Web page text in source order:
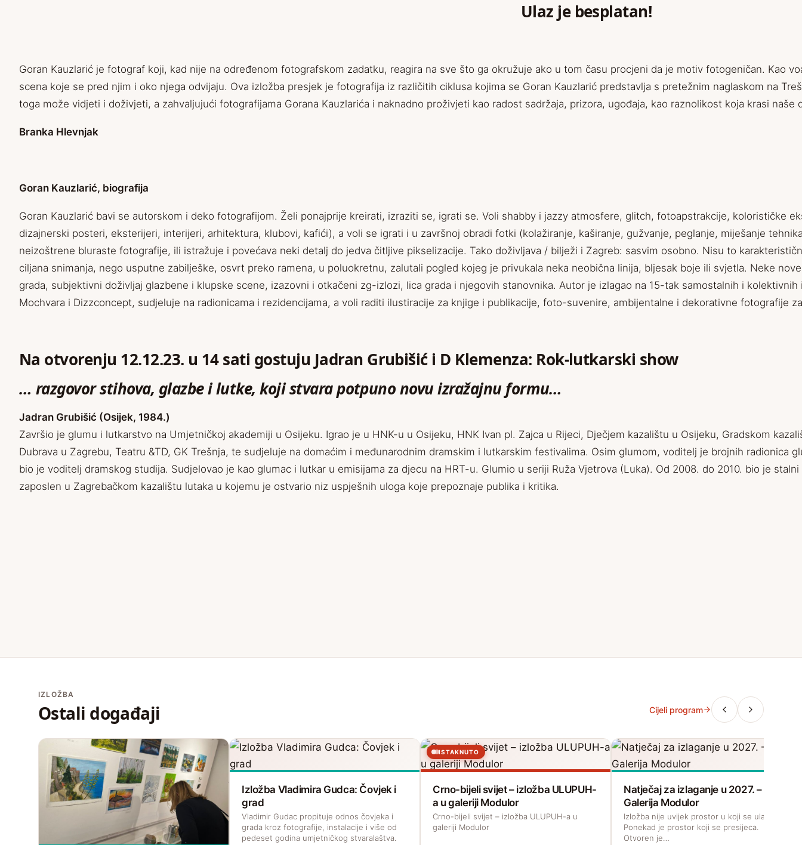
Ulaz je besplatan!
Goran Kauzlarić je fotograf koji, kad nije na određenom fotografskom zadatku, reagira na sve što ga okružuje ako u tom času procjeni da je motiv fotogeničan. Kao
scena koje se pred njim i oko njega odvijaju. Ova izložba presjek je fotografija iz različitih ciklusa kojima se Goran Kauzlarić predstavlja s pretežnim naglaskom na
toga može vidjeti i doživjeti, a zahvaljujući fotografijama Gorana Kauzlarića i naknadno proživjeti kao radost sadržaja, prizora, ugođaja, kao raznolikost koja krasi naše
Branka Hlevnjak
Goran Kauzlarić, biografija
Goran Kauzlarić bavi se autorskom i deko fotografijom. Želi ponajprije kreirati, izraziti se, igrati se. Voli shabby i jazzy atmosfere, glitch, fotoapstrakcije,
dizajnerski posteri, eksterijeri, interijeri, arhitektura, klubovi, kafići), a voli se igrati i u završnoj obradi fotki (kolažiranje, kaširanje, gužvanje, peglanje, miješanje
neizoštrene bluraste fotografije, ili istražuje i povećava neki detalj do jedva čitljive pikselizacije. Tako doživljava / bilježi i Zagreb: sasvim osobno. Nisu to
ciljana snimanja, nego usputne zabilješke, osvrt preko ramena, u poluokretnu, zalutali pogled kojeg je privukala neka neobična linija, bljesak boje ili svjetla. Neke
grada, subjektivni doživljaj glazbene i klupske scene, izazovni i otkačeni zg-izlozi, lica grada i njegovih stanovnika. Autor je izlagao na 15-tak samostalnih i
Mochvara i Dizzconcept, sudjeluje na radionicama i rezidencijama, a voli raditi ilustiracije za knjige i publikacije, foto-suvenire, ambijentalne i dekorativne fotografije
Na otvorenju 12.12.23. u 14 sati gostuju Jadran Grubišić i D Klemenza: Rok-lutkarski show
… razgovor stihova, glazbe i lutke, koji stvara potpuno novu izražajnu formu…
Jadran Grubišić (Osijek, 1984.)
Završio je glumu i lutkarstvo na Umjetničkoj akademiji u Osijeku. Igrao je u HNK-u u Osijeku, HNK Ivan pl. Zajca u Rijeci, Dječjem kazalištu u Osijeku, Gradskom
Dubrava u Zagrebu, Teatru &TD, GK Trešnja, te sudjeluje na domaćim i međunarodnim dramskim i lutkarskim festivalima. Osim glumom, voditelj je brojnih radionica
bio je voditelj dramskog studija. Sudjelovao je kao glumac i lutkar u emisijama za djecu na HRT-u. Glumio u seriji Ruža Vjetrova (Luka). Od 2008. do 2010. bio je
zaposlen u Zagrebačkom kazalištu lutaka u kojemu je ostvario niz uspješnih uloga koje prepoznaje publika i kritika.
IZLOŽBA
Ostali događaji Cijeli program
Izložba Vladimira Gudca: Čovjek i
grad
Vladimir Gudac propituje odnos čovjeka i
grada kroz fotografije, instalacije i više od
pedeset godina umjetničkog stvaralaštva.
ISTAKNUTO
Crno-bijeli svijet – izložba ULUPUH-
a u galeriji Modulor
Crno-bijeli svijet – izložba ULUPUH-a u
galeriji Modulor
Natječaj za izlaganje u 2027. –
Galerija Modulor
Izložba nije uvijek prostor u koji se ulazi.
Ponekad je prostor koji se presijeca.
Otvoren je…